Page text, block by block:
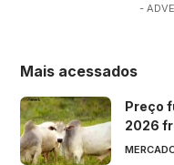
-
Mais acessados
Preço
2026